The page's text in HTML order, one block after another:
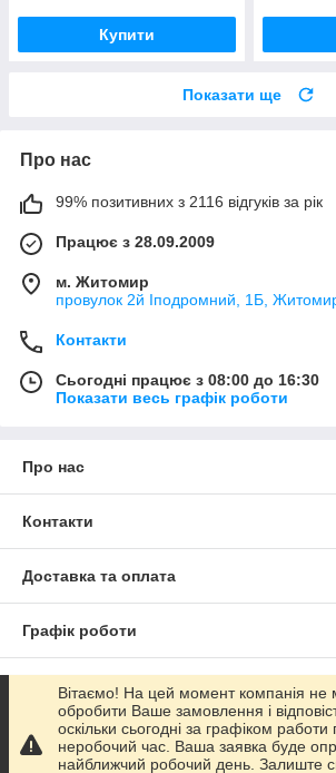
Купити
Показати ще
Про нас
99% позитивних з 2116 відгуків за рік
Працює з 28.09.2009
м. Житомир
провулок 2й Іподромний, 1Б,
Контакти
Сьогодні працює з 08:00 до 16:30
Показати весь графік роботи
Про нас
Контакти
Доставка та оплата
Графік роботи
Повна версія сайту
Сайт створено на маркетплейсіProm.ua
Вітаємо! На цей момент компанія не
обробити Ваше замовлення і
оскільки сьогодні за графіком работи
неробочий час. Ваша заявка буде
найближчий робочий день. Залиште